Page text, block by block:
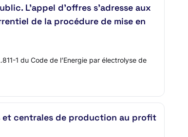
L'appel d'offres s'adresse aux
de la procédure de mise en
1 du Code de l’Energie par électrolyse de
et centrales de production au profit